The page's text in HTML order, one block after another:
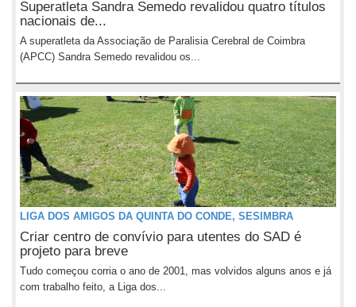
Superatleta Sandra Semedo revalidou quatro títulos
nacionais de...
A superatleta da Associação de Paralisia Cerebral de Coimbra
(APCC) Sandra Semedo revalidou os...
LIGA DOS AMIGOS DA QUINTA DO CONDE, SESIMBRA
Criar centro de convívio para utentes do SAD é
projeto para breve
Tudo começou corria o ano de 2001, mas volvidos alguns anos e já
com trabalho feito, a Liga dos...